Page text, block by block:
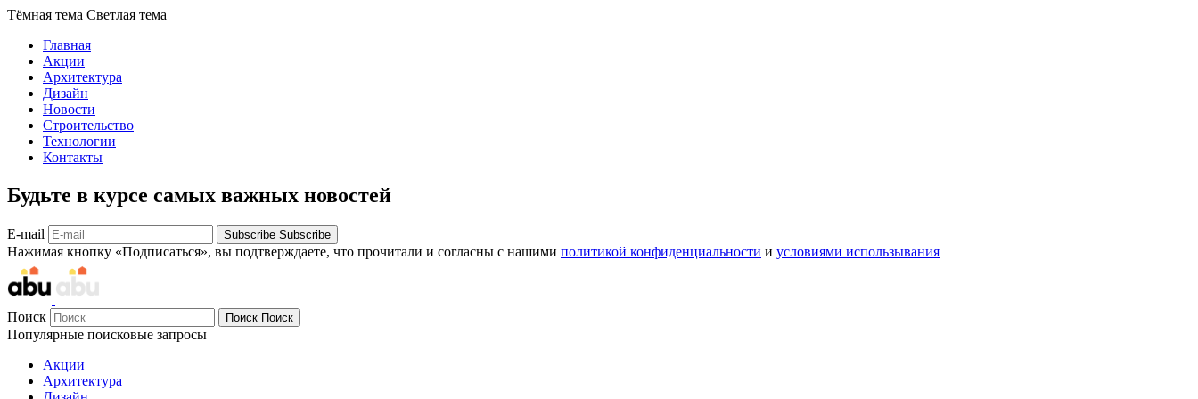
Тёмная тема Светлая тема
Главная
Акции
Архитектура
Дизайн
Новости
Строительство
Технологии
Контакты
Будьте в курсе самых важных новостей
E-mail Subscribe Subscribe
Нажимая кнопку «Подписаться», вы подтверждаете, что прочитали и согласны с нашими политикой конфиденциальности и условиями использывания
Поиск Поиск Поиск
Популярные поисковые запросы
Акции
Архитектура